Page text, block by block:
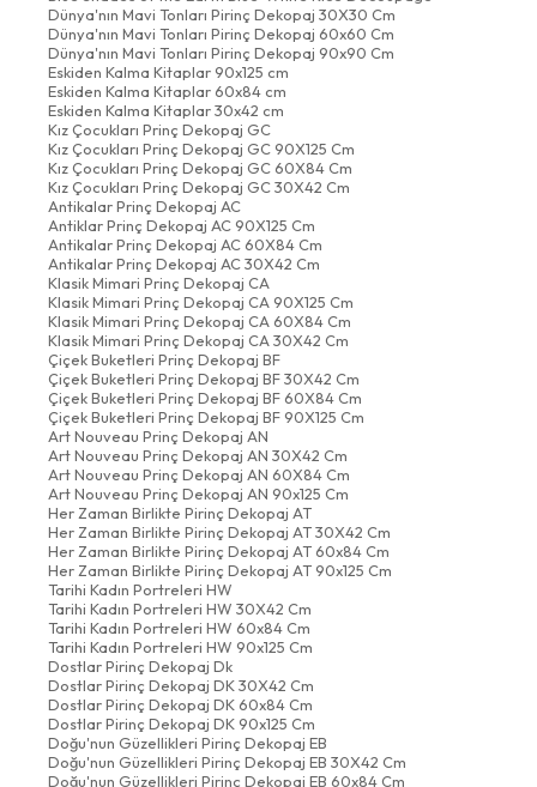
Dünya'nın Mavi Tonları Pirinç Dekopaj 30X30 Cm
Dünya'nın Mavi Tonları Pirinç Dekopaj 60x60 Cm
Dünya'nın Mavi Tonları Pirinç Dekopaj 90x90 Cm
Eskiden Kalma Kitaplar 90x125 cm
Eskiden Kalma Kitaplar 60x84 cm
Eskiden Kalma Kitaplar 30x42 cm
Kız Çocukları Prinç Dekopaj GC
Kız Çocukları Prinç Dekopaj GC 90X125 Cm
Kız Çocukları Prinç Dekopaj GC 60X84 Cm
Kız Çocukları Prinç Dekopaj GC 30X42 Cm
Antikalar Prinç Dekopaj AC
Antiklar Prinç Dekopaj AC 90X125 Cm
Antikalar Prinç Dekopaj AC 60X84 Cm
Antikalar Prinç Dekopaj AC 30X42 Cm
Klasik Mimari Prinç Dekopaj CA
Klasik Mimari Prinç Dekopaj CA 90X125 Cm
Klasik Mimari Prinç Dekopaj CA 60X84 Cm
Klasik Mimari Prinç Dekopaj CA 30X42 Cm
Çiçek Buketleri Prinç Dekopaj BF
Çiçek Buketleri Prinç Dekopaj BF 30X42 Cm
Çiçek Buketleri Prinç Dekopaj BF 60X84 Cm
Çiçek Buketleri Prinç Dekopaj BF 90X125 Cm
Art Nouveau Prinç Dekopaj AN
Art Nouveau Prinç Dekopaj AN 30X42 Cm
Art Nouveau Prinç Dekopaj AN 60X84 Cm
Art Nouveau Prinç Dekopaj AN 90x125 Cm
Her Zaman Birlikte Pirinç Dekopaj AT
Her Zaman Birlikte Pirinç Dekopaj AT 30X42 Cm
Her Zaman Birlikte Pirinç Dekopaj AT 60x84 Cm
Her Zaman Birlikte Pirinç Dekopaj AT 90x125 Cm
Tarihi Kadın Portreleri HW
Tarihi Kadın Portreleri HW 30X42 Cm
Tarihi Kadın Portreleri HW 60x84 Cm
Tarihi Kadın Portreleri HW 90x125 Cm
Dostlar Pirinç Dekopaj Dk
Dostlar Pirinç Dekopaj DK 30X42 Cm
Dostlar Pirinç Dekopaj DK 60x84 Cm
Dostlar Pirinç Dekopaj DK 90x125 Cm
Doğu'nun Güzellikleri Pirinç Dekopaj EB
Doğu'nun Güzellikleri Pirinç Dekopaj EB 30X42 Cm
Doğu'nun Güzellikleri Pirinç Dekopaj EB 60x84 Cm